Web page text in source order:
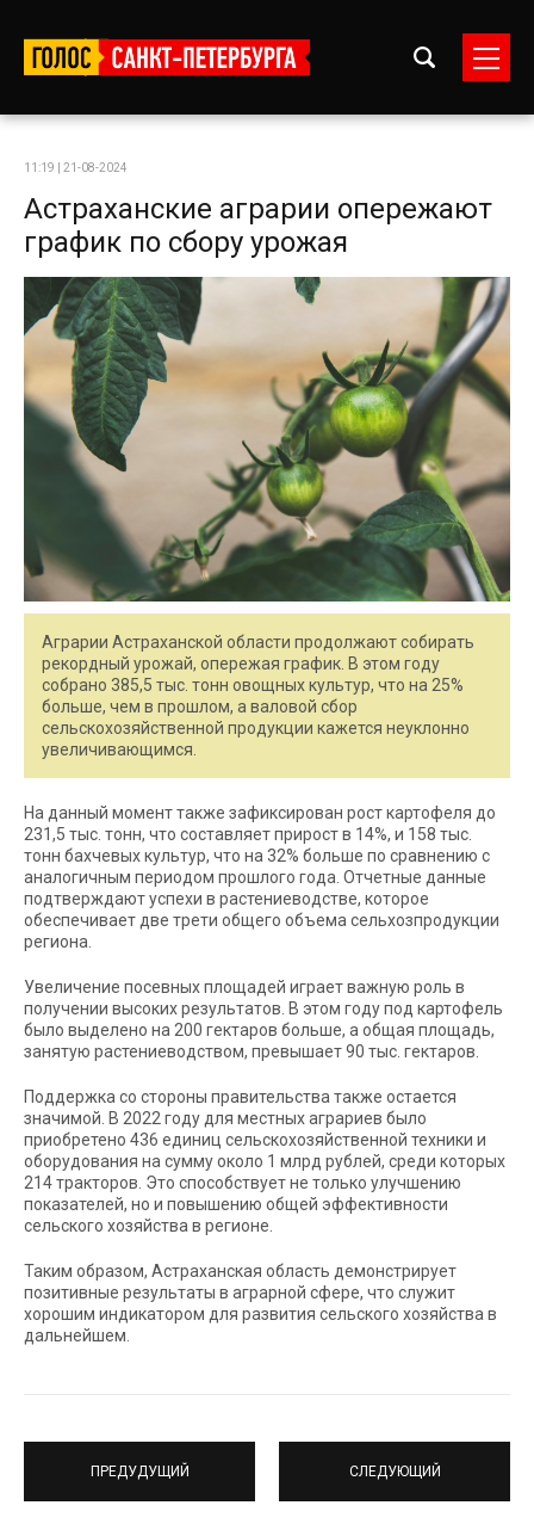
11:19 | 21-08-2024
Астраханские аграрии опережают
график по сбору урожая
Аграрии Астраханской области продолжают собирать
рекордный урожай, опережая график. В этом году
собрано 385,5 тыс. тонн овощных культур, что на 25%
больше, чем в прошлом, а валовой сбор
сельскохозяйственной продукции кажется неуклонно
увеличивающимся.
На данный момент также зафиксирован рост картофеля до
231,5 тыс. тонн, что составляет прирост в 14%, и 158 тыс.
тонн бахчевых культур, что на 32% больше по сравнению с
аналогичным периодом прошлого года. Отчетные данные
подтверждают успехи в растениеводстве, которое
обеспечивает две трети общего объема сельхозпродукции
региона.
Увеличение посевных площадей играет важную роль в
получении высоких результатов. В этом году под картофель
было выделено на 200 гектаров больше, а общая площадь,
занятую растениеводством, превышает 90 тыс. гектаров.
Поддержка со стороны правительства также остается
значимой. В 2022 году для местных аграриев было
приобретено 436 единиц сельскохозяйственной техники и
оборудования на сумму около 1 млрд рублей, среди которых
214 тракторов. Это способствует не только улучшению
показателей, но и повышению общей эффективности
сельского хозяйства в регионе.
Таким образом, Астраханская область демонстрирует
позитивные результаты в аграрной сфере, что служит
хорошим индикатором для развития сельского хозяйства в
дальнейшем.
ПРЕДУДУЩИЙ СЛЕДУЮЩИЙ